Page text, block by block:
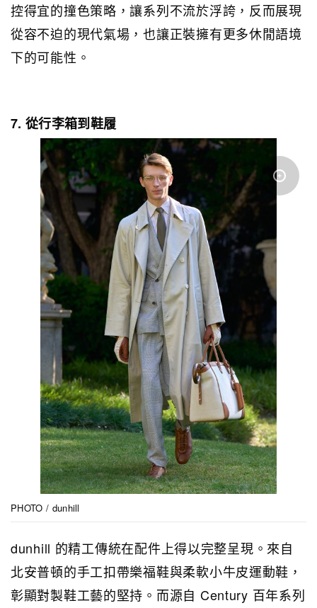
控得宜的撞色策略，讓系列不流於浮誇，反而展現
從容不迫的現代氣場，也讓正裝擁有更多休閒語境
下的可能性。
7. 從行李箱到鞋履
PHOTO / dunhill
dunhill 的精工傳統在配件上得以完整呈現。來自
北安普頓的手工扣帶樂福鞋與柔軟小牛皮運動鞋，
彰顯對製鞋工藝的堅持。而源自 Century 百年系列